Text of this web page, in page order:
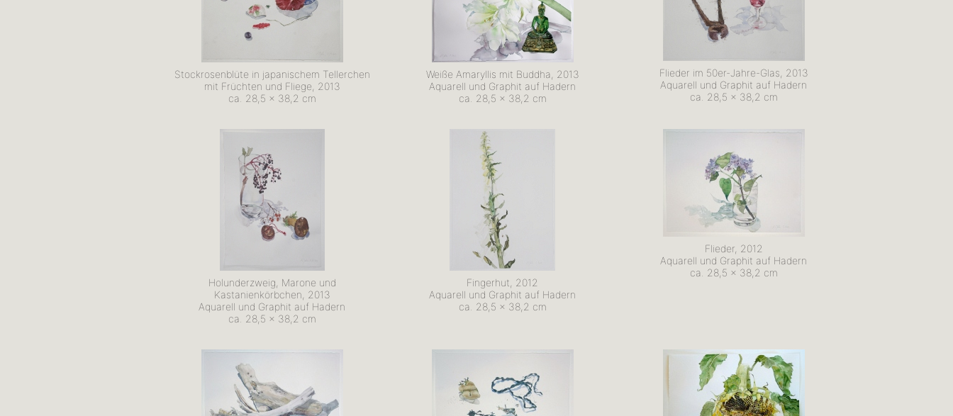
Stockrosenblüte in japanischem Tellerchen
mit Früchten und Fliege, 2013
ca. 28,5 x 38,2 cm
Weiße Amaryllis mit Buddha, 2013
Aquarell und Graphit auf Hadern
ca. 28,5 x 38,2 cm
Flieder im 50er-Jahre-Glas, 2013
Aquarell und Graphit auf Hadern
ca. 28,5 x 38,2 cm
Holunderzweig, Marone und
Kastanienkörbchen, 2013
Aquarell und Graphit auf Hadern
ca. 28,5 x 38,2 cm
Fingerhut, 2012
Aquarell und Graphit auf Hadern
ca. 28,5 x 38,2 cm
Flieder, 2012
Aquarell und Graphit auf Hadern
ca. 28,5 x 38,2 cm